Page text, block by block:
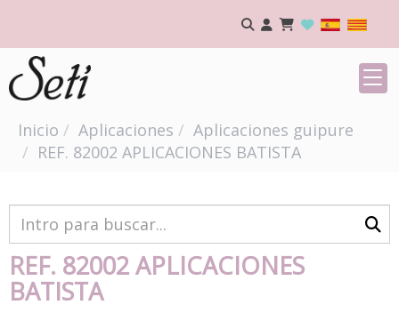
Inicio Aplicaciones
Aplicaciones guipure
REF. 82002 APLICACIONES BATISTA
REF. 82002 APLICACIONES
BATISTA